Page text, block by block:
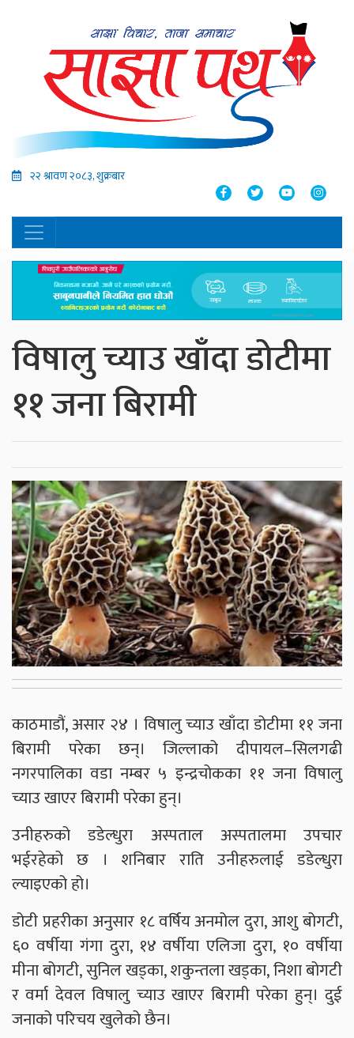
२२ श्रावण २०८३, शुक्रबार
विषालु च्याउ खाँदा डोटीमा
११ जना बिरामी
काठमाडौं, असार २४ । विषालु च्याउ खाँदा डोटीमा ११ जना
बिरामी परेका छन्। जिल्लाको दीपायल–सिलगढी
नगरपालिका वडा नम्बर ५ इन्द्रचोकका ११ जना विषालु
च्याउ खाएर बिरामी परेका हुन्।
उनीहरुको डडेल्धुरा अस्पताल अस्पतालमा उपचार
भईरहेको छ । शनिबार राति उनीहरुलाई डडेल्धुरा
ल्याइएको हो।
डोटी प्रहरीका अनुसार १८ वर्षिय अनमोल दुरा, आशु बोगटी,
६० वर्षीया गंगा दुरा, १४ वर्षीया एलिजा दुरा, १० वर्षीया
मीना बोगटी, सुनिल खड्का, शकुन्तला खड्का, निशा बोगटी
र वर्मा देवल विषालु च्याउ खाएर बिरामी परेका हुन्। दुई
जनाको परिचय खुलेको छैन।